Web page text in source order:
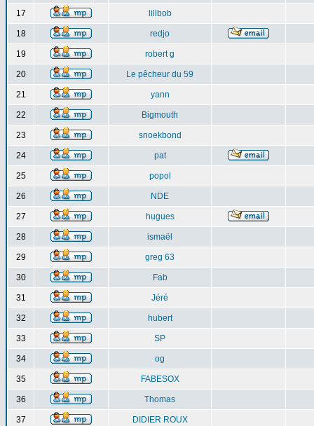
17 lillbob
18 redjo
19 robert g
20 Le pêcheur du 59
21 yann
22 Bigmouth
23 snoekbond
24 pat
25 popol
26 NDE
27 hugues
28 ismaël
29 greg 63
30 Fab
31 Jéré
32 hubert
33 SP
34 og
35 FABESOX
36 Thomas
37 DIDIER ROUX